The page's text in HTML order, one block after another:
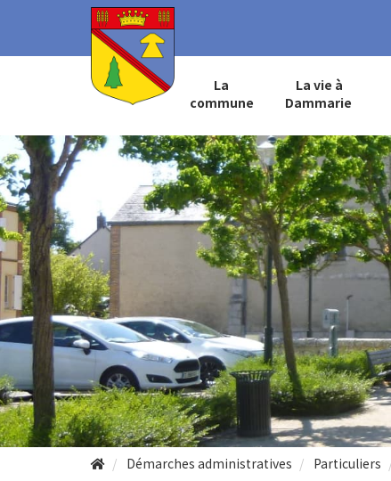
La
commune
La vie à
Dammarie
Démarches administratives Particuliers